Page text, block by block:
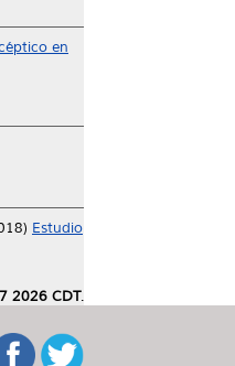
en
Estudio
2026 CDT.